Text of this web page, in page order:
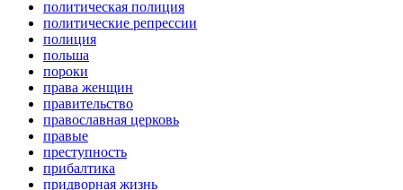
политическая полиция
политические репрессии
полиция
польша
пороки
права женщин
правительство
православная церковь
правые
преступность
прибалтика
придворная жизнь